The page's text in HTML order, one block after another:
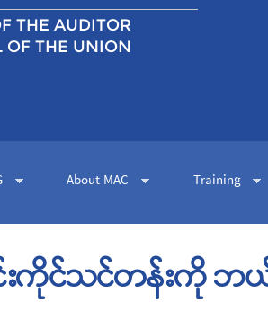
THE AUDITOR
OF THE UNION
About MAC Training
းကိုင်သင်တန်းကို